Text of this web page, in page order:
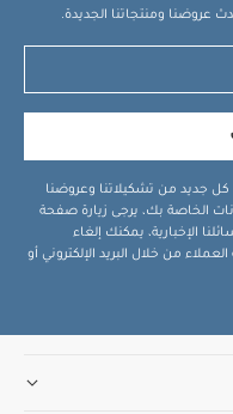
عروضنا ومنتجاتنا الجديدة.
كل جديد من تشكيلاتنا وعروضنا
الخاصة بك، يرجى زيارة صفحة
الإخبارية، يمكنك إلغاء
من خلال البريد الإلكتروني أو